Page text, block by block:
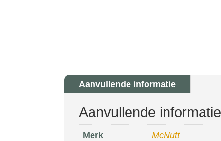
Aanvullende informatie
Aanvullende informatie
Merk McNutt